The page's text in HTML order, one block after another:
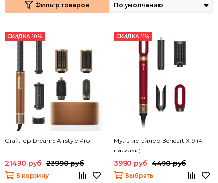
Фильтр товаров
СКИДКА 10%
Стайлер Dreame Airstyle Pro
21490 руб 23990 руб
В корзину
СКИДКА 11%
Мультистайлер Beheart X19 (4
насадки)
3990 руб 4490 руб
Выбрать